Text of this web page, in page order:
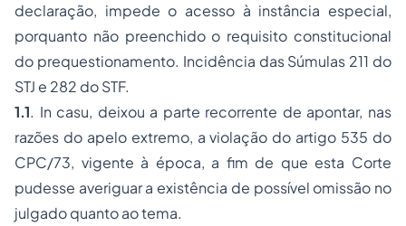
declaração, impede o acesso à instância especial,
porquanto não preenchido o requisito constitucional
do prequestionamento. Incidência das Súmulas 211 do
STJ e 282 do STF.
1.1. In casu, deixou a parte recorrente de apontar, nas
razões do apelo extremo, a violação do artigo 535 do
CPC/73, vigente à época, a fim de que esta Corte
pudesse averiguar a existência de possível omissão no
julgado quanto ao tema.